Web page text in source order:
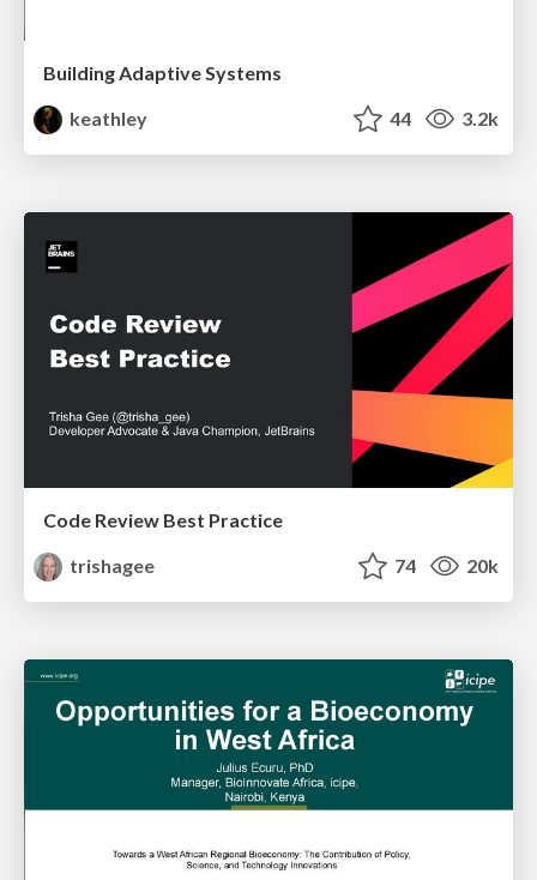
Building Adaptive Systems
keathley
44 3.2k
Code Review Best Practice
trishagee
74 20k